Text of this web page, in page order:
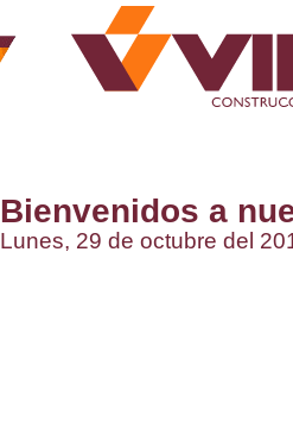
Bienvenidos a
Lunes, 29 de octubre del